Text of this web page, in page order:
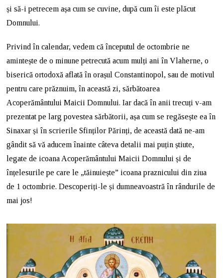
și să-i petrecem așa cum se cuvine, după cum îi este plăcut
Domnului.
Privind în calendar, vedem că începutul de octombrie ne
amintește de o minune petrecută acum mulți ani în Vlaherne, o
biserică ortodoxă aflată în orașul Constantinopol, sau de motivul
pentru care prăznuim, în această zi, sărbătoarea
Acoperământului Maicii Domnului. Iar dacă în anii trecuți v-am
prezentat pe larg povestea sărbătorii, așa cum se regăsește ea în
Sinaxar și în scrierile Sfinților Părinți, de această dată ne-am
gândit să vă aducem înainte câteva detalii mai puțin știute,
legate de icoana Acoperământului Maicii Domnului și de
înțelesurile pe care le „tăinuiește” icoana praznicului din ziua
de 1 octombrie. Descoperiți-le și dumneavoastră în rândurile de
mai jos!